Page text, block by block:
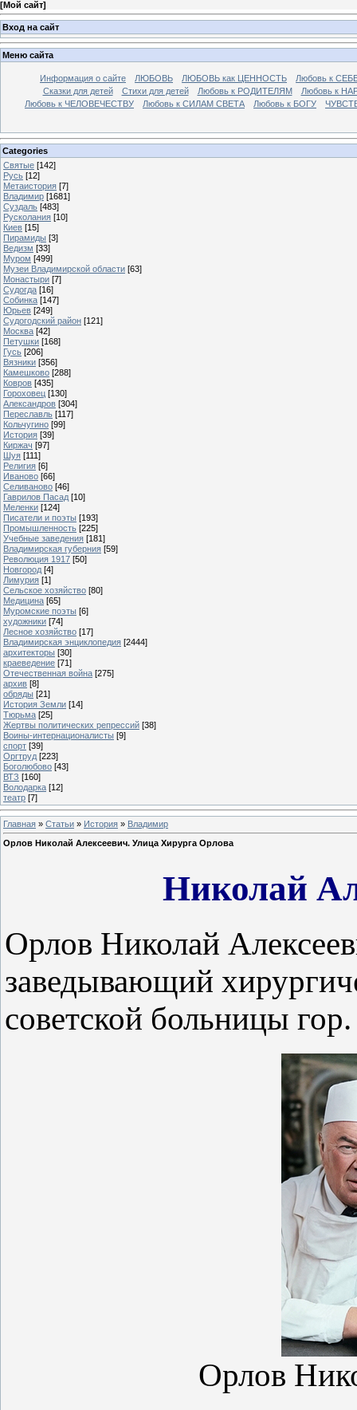
[Мой сайт]
Вход на сайт
Меню сайта
Информация о сайте ЛЮБОВЬ ЛЮБОВЬ как ЦЕННОСТЬ
Любовь к
Сказки для детей
Стихи для детей Любовь к РОДИТЕЛЯМ
Любовь к
Любовь к ЧЕЛОВЕЧЕСТВУ
Любовь к СИЛАМ СВЕТА Любовь к БОГУ
Categories
Святые [142]
Русь [12]
Метаистория [7]
Владимир [1681]
Суздаль [483]
Русколания [10]
Киев [15]
Пирамиды [3]
Ведизм [33]
Муром [499]
Музеи Владимирской области [63]
Монастыри [7]
Судогда [16]
Собинка [147]
Юрьев [249]
Судогодский район [121]
Москва [42]
Петушки [168]
Гусь [206]
Вязники [356]
Камешково [288]
Ковров [435]
Гороховец [130]
Александров [304]
Переславль [117]
Кольчугино [99]
История [39]
Киржач [97]
Шуя [111]
Религия [6]
Иваново [66]
Селиваново [46]
Гаврилов Пасад [10]
Меленки [124]
Писатели и поэты [193]
Промышленность [225]
Учебные заведения [181]
Владимирская губерния [59]
Революция 1917 [50]
Новгород [4]
Лимурия [1]
Сельское хозяйство [80]
Медицина [65]
Муромские поэты [6]
художники [74]
Лесное хозяйство [17]
Владимирская энциклопедия [2444]
архитекторы [30]
краеведение [71]
Отечественная война [275]
архив [8]
обряды [21]
История Земли [14]
Тюрьма [25]
Жертвы политических репрессий [38]
Воины-интернационалисты [9]
спорт [39]
Оргтруд [223]
Боголюбово [43]
ВТЗ [160]
Володарка [12]
театр [7]
Главная » Статьи » История » Владимир
Орлов Николай Алексеевич. Улица Хирурга Орлова
Николай
Орлов Николай
заведывающий
советской больницы
Орлов